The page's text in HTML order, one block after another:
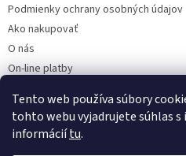
Tento web používa súbory
tohto webu vyjadrujete súhlas s
informáciítu.
Podmienky ochrany osobných údajov
Ako nakupovať
O nás
On-line platby
Čo dať do kočíka v zime?